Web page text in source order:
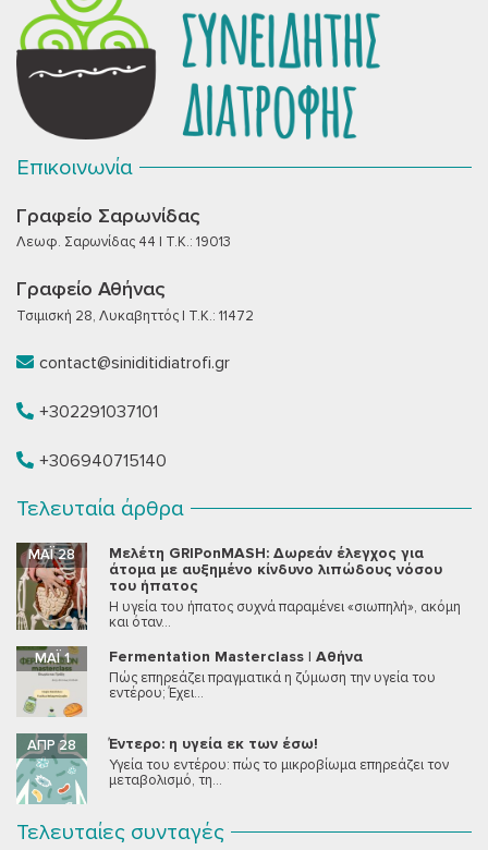
Επικοινωνία
Γραφείο Σαρωνίδας
Λεωφ. Σαρωνίδας 44 | T.K.: 19013
Γραφείο Αθήνας
Τσιμισκή 28, Λυκαβηττός | T.K.: 11472
contact@siniditidiatrofi.gr
+302291037101
+306940715140
Τελευταία άρθρα
Μελέτη GRIPonMASH: Δωρεάν έλεγχος για
άτομα με αυξημένο κίνδυνο λιπώδους νόσου
του ήπατος
ΜΆΙ 28
Η υγεία του ήπατος συχνά παραμένει «σιωπηλή», ακόμη
και όταν...
Fermentation Masterclass | Αθήνα
ΜΆΙ 1
Πώς επηρεάζει πραγματικά η ζύμωση την υγεία του
εντέρου; Έχει...
Έντερο: η υγεία εκ των έσω!
ΑΠΡ 28
Υγεία του εντέρου: πώς το μικροβίωμα επηρεάζει τον
μεταβολισμό, τη...
Τελευταίες συνταγές